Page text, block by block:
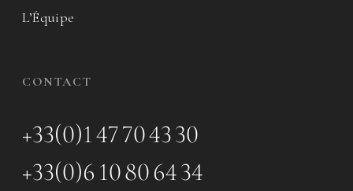
L’Équipe
CONTACT
+33(0)1 47 70 43 30
+33(0)6 10 80 64 34